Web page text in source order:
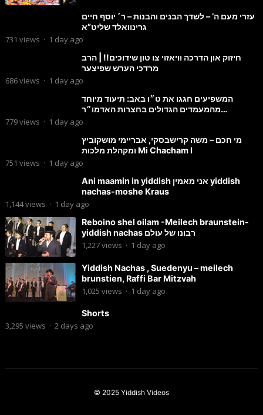
עזרי מעם ה’ – לשדך הבנים והבנות – ר׳ יוסף חיים
גרינוואלד שליט”א
731 views · 1 day ago
חיזוק און הדרכה וויאזוי צו טון שידוכים!! | הרב
מרדכי הערש שפיצער
686views · 1 day ago
המשפיעים חגגו את ט״ו באב: תיעוד מיוחד
מהמעמדים הגדולים בחצרות האדמו״ר
מסטוטשין והגרי״מ מורגשטרן
779views · 1 day ago
מי חכם – משה קרישבסקי, אבריימי מושקוביץ
ומקהלת מלכות Mi Chacham I
751 views · 1 day ago
Ani maamin in yiddish אני מאמין yiddish
nachas-moshe Kraus
1,144views · 1 day ago
Reboino shel oilam -Meilech braunstein-
yiddish nachas רבונו של עולם
1,227views · 1 day ago
Yiddish Nachas , Suedenyu – meilech
brunstien, Raffi Bar Mitzvah
1,025 views · 1 day ago
Shorts
3,295 views · 2 days ago
© 2025 Yiddish Videos